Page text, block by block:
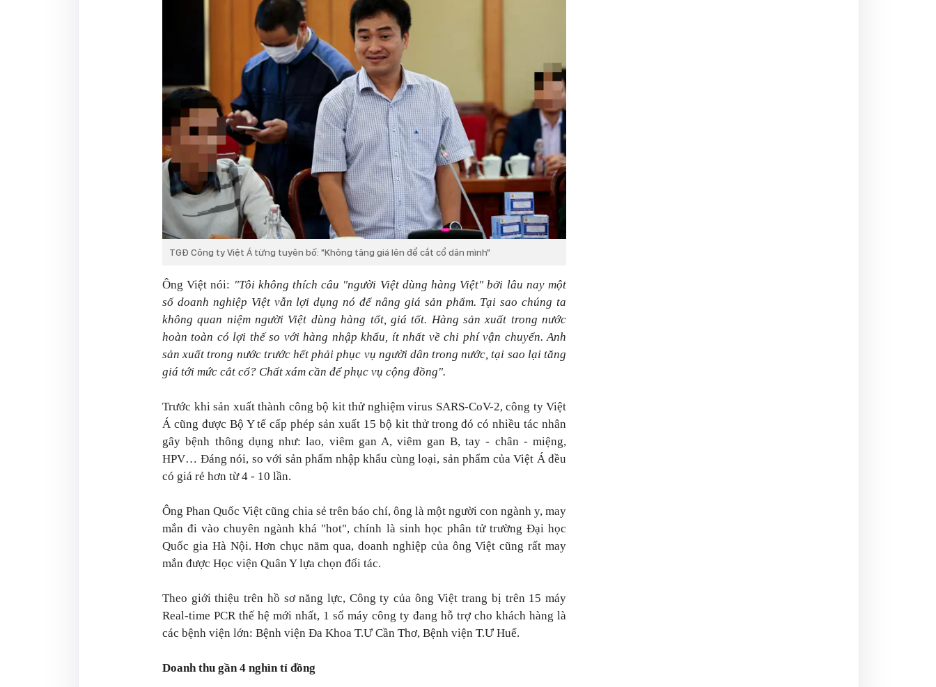
TGĐ Công ty Việt Á từng tuyên bố: "Không tăng giá lên để cắt cổ dân mình"
Ông Việt nói: "Tôi không thích câu "người Việt dùng hàng Việt" bởi lâu nay một
số doanh nghiệp Việt vẫn lợi dụng nó để nâng giá sản phẩm. Tại sao chúng ta
không quan niệm người Việt dùng hàng tốt, giá tốt. Hàng sản xuất trong nước
hoàn toàn có lợi thế so với hàng nhập khẩu, ít nhất về chi phí vận chuyển. Anh
sản xuất trong nước trước hết phải phục vụ người dân trong nước, tại sao lại tăng
giá tới mức cắt cổ? Chất xám cần để phục vụ cộng đồng".
Trước khi sản xuất thành công bộ kit thử nghiệm virus SARS-CoV-2, công ty Việt
Á cũng được Bộ Y tế cấp phép sản xuất 15 bộ kit thử trong đó có nhiều tác nhân
gây bệnh thông dụng như: lao, viêm gan A, viêm gan B, tay - chân - miệng,
HPV… Đáng nói, so với sản phẩm nhập khẩu cùng loại, sản phẩm của Việt Á đều
có giá rẻ hơn từ 4 - 10 lần.
Ông Phan Quốc Việt cũng chia sẻ trên báo chí, ông là một người con ngành y, may
mắn đi vào chuyên ngành khá "hot", chính là sinh học phân tử trường Đại học
Quốc gia Hà Nội. Hơn chục năm qua, doanh nghiệp của ông Việt cũng rất may
mắn được Học viện Quân Y lựa chọn đối tác.
Theo giới thiệu trên hồ sơ năng lực, Công ty của ông Việt trang bị trên 15 máy
Real-time PCR thế hệ mới nhất, 1 số máy công ty đang hỗ trợ cho khách hàng là
các bệnh viện lớn: Bệnh viện Đa Khoa T.Ư Cần Thơ, Bệnh viện T.Ư Huế.
Doanh thu gần 4 nghìn tỉ đồng